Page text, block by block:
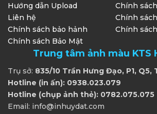
Hướng dẫn Upload
Chính
Liên hệ
Chính
Chính sách bảo hảnh
Chính
Chính sách Bảo Mật
Trung tâm ảnh màu KTS
Trụ sở: 835/10 Trần Hưng Đạo, P1, Q5,
Hotline (in ấn): 0938.023.079
Hotline (chụp ảnh thẻ): 0782.075.075
Email: info@inhuydat.com